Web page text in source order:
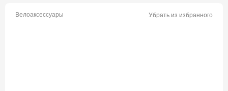
Велоаксессуары Убрать из избранного